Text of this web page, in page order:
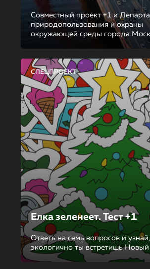
Совместный проект +1 и
природопользования и охраны
окружающей среды города
СПЕЦПРОЕКТ
Елка зеленеет. Тест +1
Ответь на семь вопросов и
экологично ты встретишь Новый